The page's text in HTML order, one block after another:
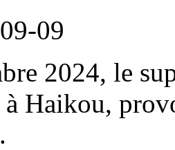
09
2024, le
Haikou,